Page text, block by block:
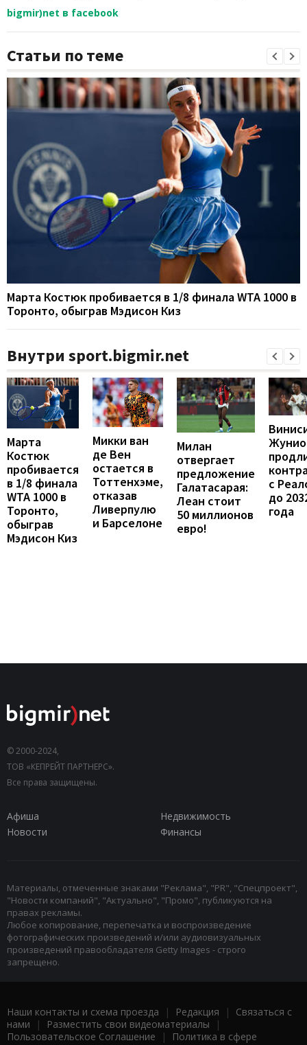
bigmir)net в facebook
Статьи по теме
Марта Костюк пробивается в 1/8 финала WTA 1000 в
Торонто, обыграв Мэдисон Киз
Внутри sport.bigmir.net
Марта
Костюк
пробивается
в 1/8 финала
WTA 1000 в
Торонто,
обыграв
Мэдисон Киз
Микки ван
де Вен
остается в
Тоттенхэме,
отказав
Ливерпулю
и Барселоне
Милан
отвергает
предложение
Галатасарая:
Леан стоит
50 миллионов
евро!
с
до
года
© 2000-2024,
ТОВ «КЕПРЕЙТ ПАРТНЕРС».
Все права защищены.
Афиша
Недвижимость
Новости
Финансы
Материалы, отмеченные знаками "Реклама", "PR", "Спецпроект",
"Новости компаний", "Актуально", "Промо", публикуются на
правах рекламы.
Любое копирование, перепечатка и воспроизведение
фотографических произведений и/или аудиовизуальных
произведений правообладателя Getty Images - строго
запрещено.
Наши контакты и схема проезда | Редакция | Связаться с
нами | Разместить свои видеоматериалы |
Пользовательское Соглашение |
Политика в сфере